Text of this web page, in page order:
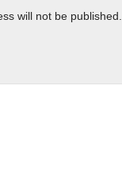
will not be published.